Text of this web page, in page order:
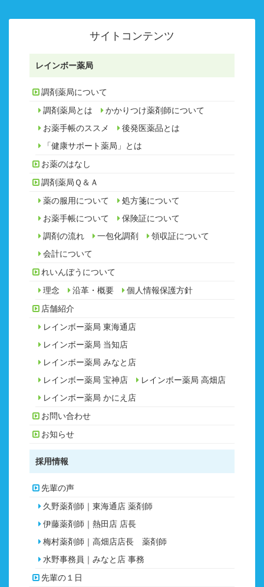
サイトコンテンツ
レインボー薬局
調剤薬局について
調剤薬局とは
かかりつけ薬剤師について
お薬手帳のススメ
後発医薬品とは
「健康サポート薬局」とは
お薬のはなし
調剤薬局Ｑ＆Ａ
薬の服用について
処方箋について
お薬手帳について
保険証について
調剤の流れ
一包化調剤
領収証について
会計について
れいんぼうについて
理念
沿革・概要
個人情報保護方針
店舗紹介
レインボー薬局 東海通店
レインボー薬局 当知店
レインボー薬局 みなと店
レインボー薬局 宝神店
レインボー薬局 高畑店
レインボー薬局 かにえ店
お問い合わせ
お知らせ
採用情報
先輩の声
久野薬剤師｜東海通店 薬剤師
伊藤薬剤師｜熱田店 店長
梅村薬剤師｜高畑店店長 薬剤師
水野事務員｜みなと店 事務
先輩の１日